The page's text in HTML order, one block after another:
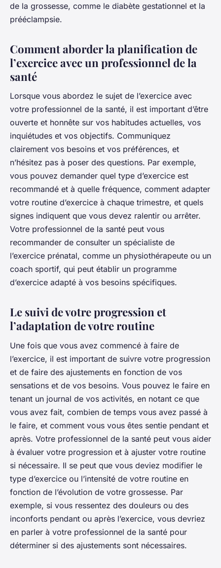
de la grossesse, comme le diabète gestationnel et la
prééclampsie.
Comment aborder la planification de
l’exercice avec un professionnel de la
santé
Lorsque vous abordez le sujet de l’exercice avec
votre professionnel de la santé, il est important d’être
ouverte et honnête sur vos habitudes actuelles, vos
inquiétudes et vos objectifs. Communiquez
clairement vos besoins et vos préférences, et
n’hésitez pas à poser des questions. Par exemple,
vous pouvez demander quel type d’exercice est
recommandé et à quelle fréquence, comment adapter
votre routine d’exercice à chaque trimestre, et quels
signes indiquent que vous devez ralentir ou arrêter.
Votre professionnel de la santé peut vous
recommander de consulter un spécialiste de
l’exercice prénatal, comme un physiothérapeute ou un
coach sportif, qui peut établir un programme
d’exercice adapté à vos besoins spécifiques.
Le suivi de votre progression et
l’adaptation de votre routine
Une fois que vous avez commencé à faire de
l’exercice, il est important de suivre votre progression
et de faire des ajustements en fonction de vos
sensations et de vos besoins. Vous pouvez le faire en
tenant un journal de vos activités, en notant ce que
vous avez fait, combien de temps vous avez passé à
le faire, et comment vous vous êtes sentie pendant et
après. Votre professionnel de la santé peut vous aider
à évaluer votre progression et à ajuster votre routine
si nécessaire. Il se peut que vous deviez modifier le
type d’exercice ou l’intensité de votre routine en
fonction de l’évolution de votre grossesse. Par
exemple, si vous ressentez des douleurs ou des
inconforts pendant ou après l’exercice, vous devriez
en parler à votre professionnel de la santé pour
déterminer si des ajustements sont nécessaires.